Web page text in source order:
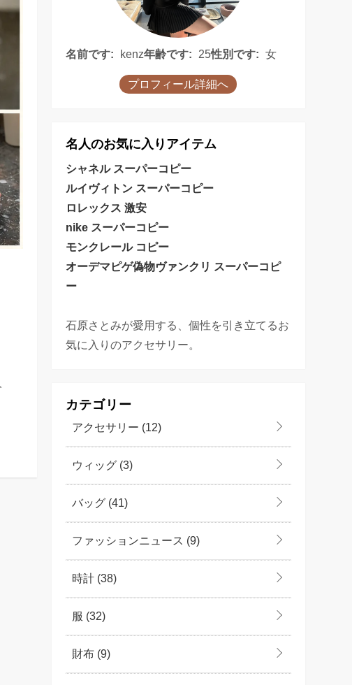
名前です: kenz年齢です: 25性別です: 女
プロフィール詳細へ
名人のお気に入りアイテム
シャネル スーパーコピー
ルイヴィトン スーパーコピー
ロレックス 激安
nike スーパーコピー
モンクレール コピー
オーデマピゲ偽物ヴァンクリ スーパーコピ
ー
石原さとみが愛用する、個性を引き立てるお
気に入りのアクセサリー。
カテゴリー
アクセサリー (12)
ウィッグ (3)
バッグ (41)
ファッションニュース (9)
時計 (38)
服 (32)
財布 (9)